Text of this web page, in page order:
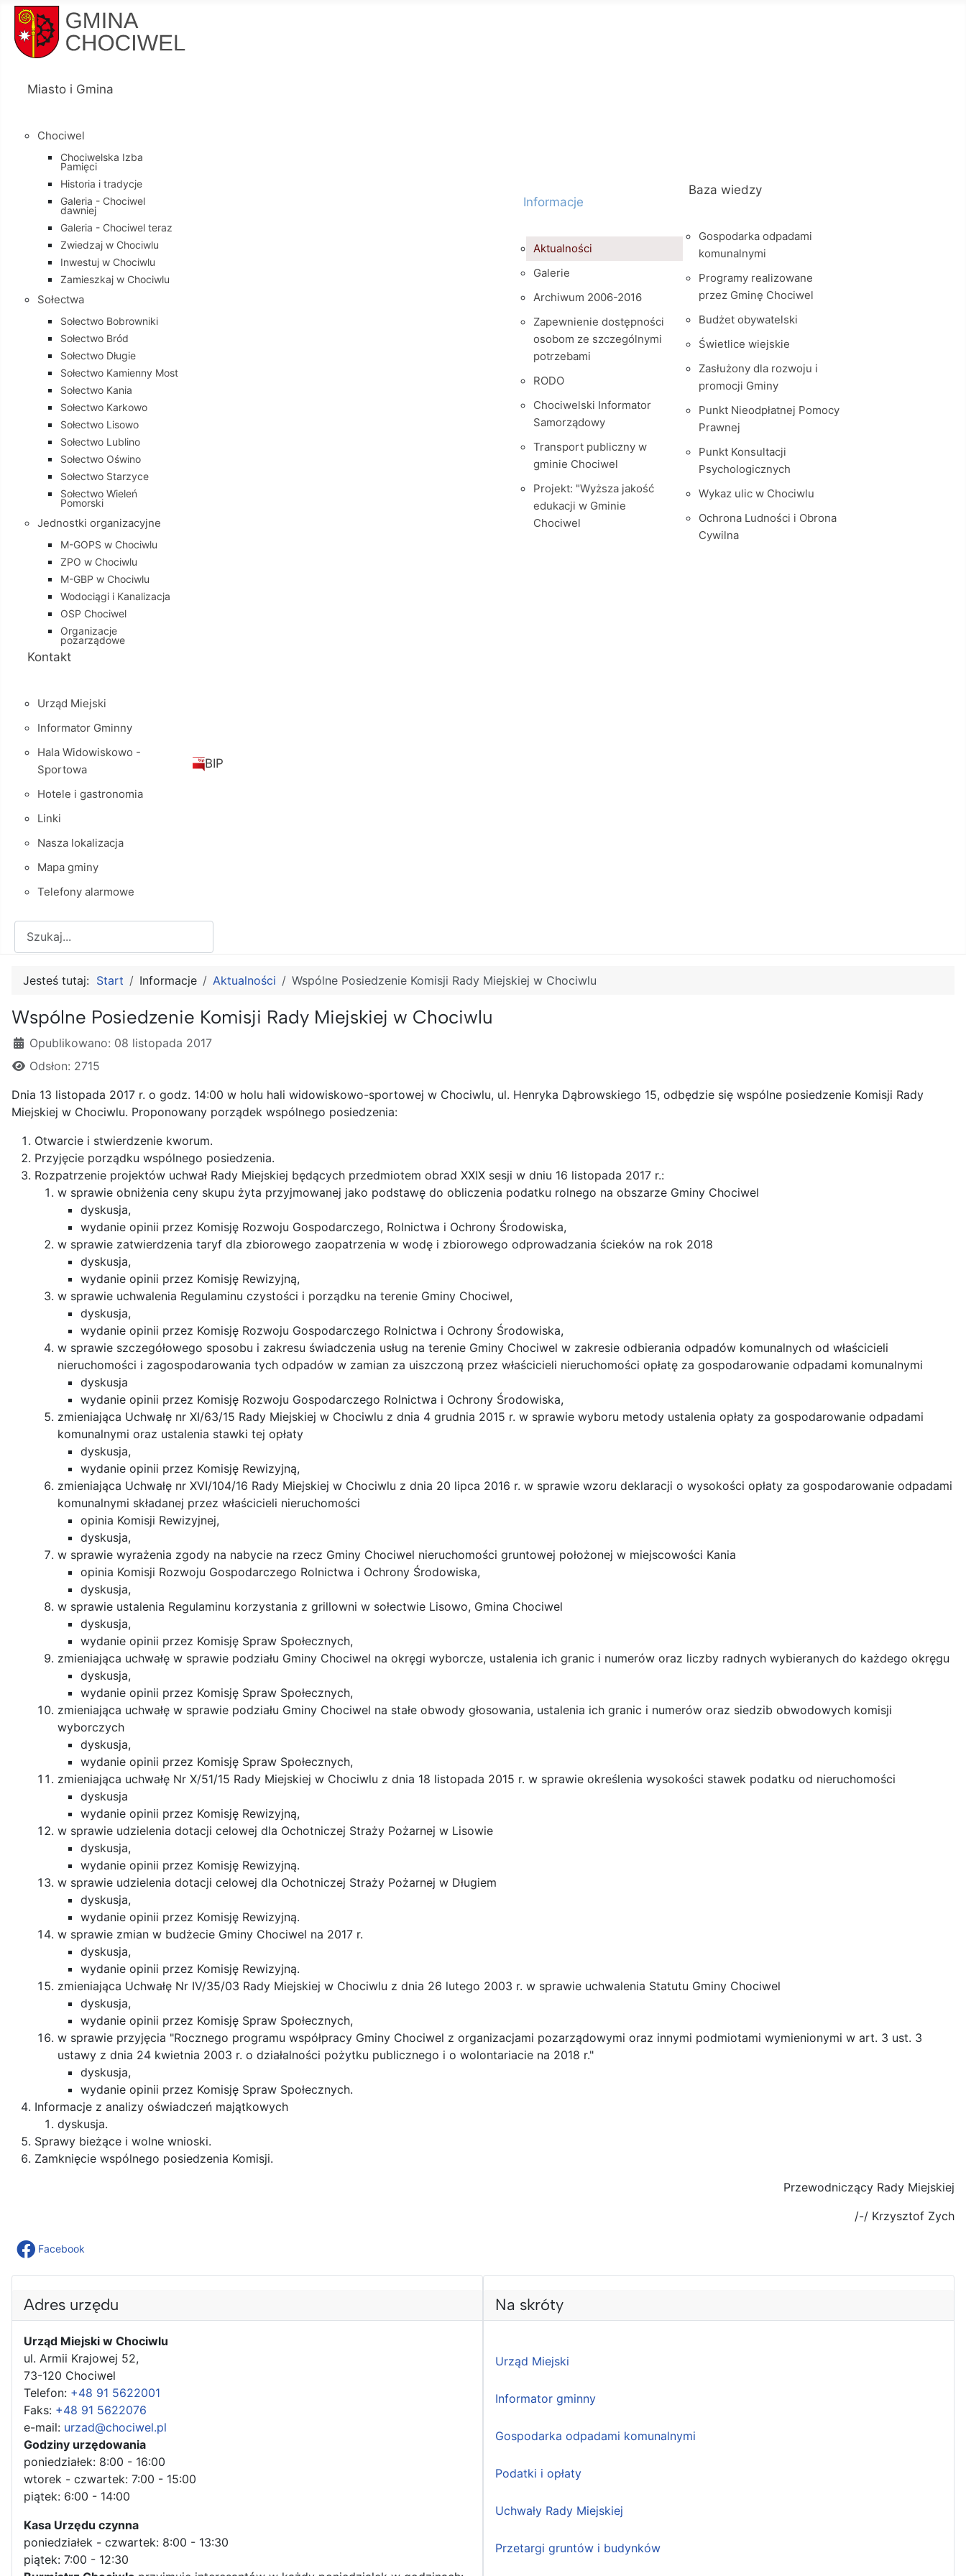
Miasto i Gmina
Chociwel
Chociwelska Izba
Pamięci
Historia i tradycje
Galeria - Chociwel
dawniej
Galeria - Chociwel teraz
Zwiedzaj w Chociwlu
Inwestuj w Chociwlu
Zamieszkaj w Chociwlu
Sołectwa
Sołectwo Bobrowniki
Sołectwo Bród
Sołectwo Długie
Sołectwo Kamienny Most
Sołectwo Kania
Sołectwo Karkowo
Sołectwo Lisowo
Sołectwo Lublino
Sołectwo Oświno
Sołectwo Starzyce
Sołectwo Wieleń
Pomorski
Jednostki organizacyjne
M-GOPS w Chociwlu
ZPO w Chociwlu
M-GBP w Chociwlu
Wodociągi i Kanalizacja
OSP Chociwel
Organizacje
pozarządowe
Informacje
Aktualności
Galerie
Archiwum 2006-2016
Zapewnienie dostępności
osobom ze szczególnymi
potrzebami
RODO
Chociwelski Informator
Samorządowy
Transport publiczny w
gminie Chociwel
Projekt: "Wyższa jakość
edukacji w Gminie
Chociwel
Baza wiedzy
Gospodarka odpadami
komunalnymi
Programy realizowane
przez Gminę Chociwel
Budżet obywatelski
Świetlice wiejskie
Zasłużony dla rozwoju i
promocji Gminy
Punkt Nieodpłatnej Pomocy
Prawnej
Punkt Konsultacji
Psychologicznych
Wykaz ulic w Chociwlu
Ochrona Ludności i Obrona
Cywilna
Kontakt
Urząd Miejski
Informator Gminny
Hala Widowiskowo -
Sportowa
Hotele i gastronomia
Linki
Nasza lokalizacja
Mapa gminy
Telefony alarmowe
BIP
Jesteś tutaj: Start Informacje Aktualności Wspólne Posiedzenie Komisji Rady Miejskiej w Chociwlu
Wspólne Posiedzenie Komisji Rady Miejskiej w Chociwlu
Szczegóły
Opublikowano: 08 listopada 2017
Odsłon: 2715
Dnia 13 listopada 2017 r. o godz. 14:00 w holu hali widowiskowo-sportowej w Chociwlu, ul. Henryka Dąbrowskiego 15, odbędzie się wspólne posiedzenie Komisji Rady
Miejskiej w Chociwlu. Proponowany porządek wspólnego posiedzenia:
Otwarcie i stwierdzenie kworum.
Przyjęcie porządku wspólnego posiedzenia.
Rozpatrzenie projektów uchwał Rady Miejskiej będących przedmiotem obrad XXIX sesji w dniu 16 listopada 2017 r.:
w sprawie obniżenia ceny skupu żyta przyjmowanej jako podstawę do obliczenia podatku rolnego na obszarze Gminy Chociwel
dyskusja,
wydanie opinii przez Komisję Rozwoju Gospodarczego, Rolnictwa i Ochrony Środowiska,
w sprawie zatwierdzenia taryf dla zbiorowego zaopatrzenia w wodę i zbiorowego odprowadzania ścieków na rok 2018
dyskusja,
wydanie opinii przez Komisję Rewizyjną,
w sprawie uchwalenia Regulaminu czystości i porządku na terenie Gminy Chociwel,
dyskusja,
wydanie opinii przez Komisję Rozwoju Gospodarczego Rolnictwa i Ochrony Środowiska,
w sprawie szczegółowego sposobu i zakresu świadczenia usług na terenie Gminy Chociwel w zakresie odbierania odpadów komunalnych od właścicieli
nieruchomości i zagospodarowania tych odpadów w zamian za uiszczoną przez właścicieli nieruchomości opłatę za gospodarowanie odpadami komunalnymi
dyskusja
wydanie opinii przez Komisję Rozwoju Gospodarczego Rolnictwa i Ochrony Środowiska,
zmieniająca Uchwałę nr XI/63/15 Rady Miejskiej w Chociwlu z dnia 4 grudnia 2015 r. w sprawie wyboru metody ustalenia opłaty za gospodarowanie odpadami
komunalnymi oraz ustalenia stawki tej opłaty
dyskusja,
wydanie opinii przez Komisję Rewizyjną,
zmieniająca Uchwałę nr XVI/104/16 Rady Miejskiej w Chociwlu z dnia 20 lipca 2016 r. w sprawie wzoru deklaracji o wysokości opłaty za gospodarowanie odpadami
komunalnymi składanej przez właścicieli nieruchomości
opinia Komisji Rewizyjnej,
dyskusja,
w sprawie wyrażenia zgody na nabycie na rzecz Gminy Chociwel nieruchomości gruntowej położonej w miejscowości Kania
opinia Komisji Rozwoju Gospodarczego Rolnictwa i Ochrony Środowiska,
dyskusja,
w sprawie ustalenia Regulaminu korzystania z grillowni w sołectwie Lisowo, Gmina Chociwel
dyskusja,
wydanie opinii przez Komisję Spraw Społecznych,
zmieniająca uchwałę w sprawie podziału Gminy Chociwel na okręgi wyborcze, ustalenia ich granic i numerów oraz liczby radnych wybieranych do każdego okręgu
dyskusja,
wydanie opinii przez Komisję Spraw Społecznych,
zmieniająca uchwałę w sprawie podziału Gminy Chociwel na stałe obwody głosowania, ustalenia ich granic i numerów oraz siedzib obwodowych komisji
wyborczych
dyskusja,
wydanie opinii przez Komisję Spraw Społecznych,
zmieniająca uchwałę Nr X/51/15 Rady Miejskiej w Chociwlu z dnia 18 listopada 2015 r. w sprawie określenia wysokości stawek podatku od nieruchomości
dyskusja
wydanie opinii przez Komisję Rewizyjną,
w sprawie udzielenia dotacji celowej dla Ochotniczej Straży Pożarnej w Lisowie
dyskusja,
wydanie opinii przez Komisję Rewizyjną.
w sprawie udzielenia dotacji celowej dla Ochotniczej Straży Pożarnej w Długiem
dyskusja,
wydanie opinii przez Komisję Rewizyjną.
w sprawie zmian w budżecie Gminy Chociwel na 2017 r.
dyskusja,
wydanie opinii przez Komisję Rewizyjną.
zmieniająca Uchwałę Nr IV/35/03 Rady Miejskiej w Chociwlu z dnia 26 lutego 2003 r. w sprawie uchwalenia Statutu Gminy Chociwel
dyskusja,
wydanie opinii przez Komisję Spraw Społecznych,
w sprawie przyjęcia "Rocznego programu współpracy Gminy Chociwel z organizacjami pozarządowymi oraz innymi podmiotami wymienionymi w art. 3 ust. 3
ustawy z dnia 24 kwietnia 2003 r. o działalności pożytku publicznego i o wolontariacie na 2018 r."
dyskusja,
wydanie opinii przez Komisję Spraw Społecznych.
Informacje z analizy oświadczeń majątkowych
dyskusja.
Sprawy bieżące i wolne wnioski.
Zamknięcie wspólnego posiedzenia Komisji.
Przewodniczący Rady Miejskiej
/-/ Krzysztof Zych
Facebook
Adres urzędu
Urząd Miejski w Chociwlu
ul. Armii Krajowej 52,
73-120 Chociwel
Telefon: +48 91 5622001
Faks: +48 91 5622076
e-mail: urzad@chociwel.pl
Godziny urzędowania
poniedziałek: 8:00 - 16:00
wtorek - czwartek: 7:00 - 15:00
piątek: 6:00 - 14:00
Kasa Urzędu czynna
poniedziałek - czwartek: 8:00 - 13:30
piątek: 7:00 - 12:30
Na skróty
Urząd Miejski
Informator gminny
Gospodarka odpadami komunalnymi
Podatki i opłaty
Uchwały Rady Miejskiej
Przetargi gruntów i budynków